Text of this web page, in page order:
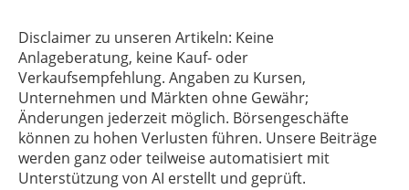
Disclaimer zu unseren Artikeln: Keine
Anlageberatung, keine Kauf- oder
Verkaufsempfehlung. Angaben zu Kursen,
Unternehmen und Märkten ohne Gewähr;
Änderungen jederzeit möglich. Börsengeschäfte
können zu hohen Verlusten führen. Unsere Beiträge
werden ganz oder teilweise automatisiert mit
Unterstützung von AI erstellt und geprüft.